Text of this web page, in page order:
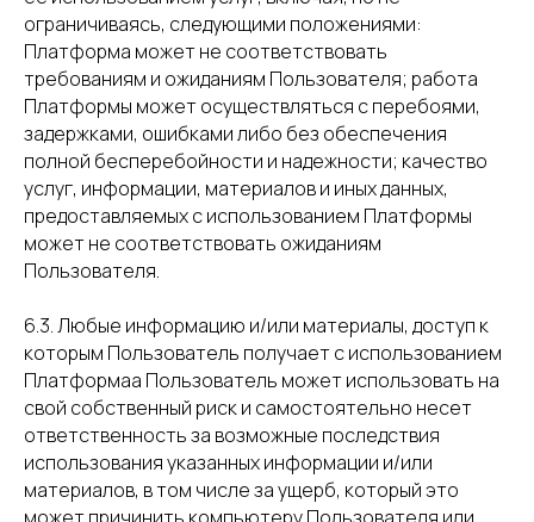
ограничиваясь, следующими положениями:
Платформа может не соответствовать
требованиям и ожиданиям Пользователя; работа
Платформы может осуществляться с перебоями,
задержками, ошибками либо без обеспечения
полной бесперебойности и надежности; качество
услуг, информации, материалов и иных данных,
предоставляемых с использованием Платформы
может не соответствовать ожиданиям
Пользователя.
6.3. Любые информацию и/или материалы, доступ к
которым Пользователь получает с использованием
Платформаа Пользователь может использовать на
свой собственный риск и самостоятельно несет
ответственность за возможные последствия
использования указанных информации и/или
материалов, в том числе за ущерб, который это